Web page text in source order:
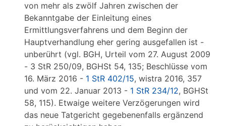
von mehr als zwölf Jahren zwischen der
Bekanntgabe der Einleitung eines
Ermittlungsverfahrens und dem Beginn der
Hauptverhandlung eher gering ausgefallen ist -
unberührt (vgl. BGH, Urteil vom 27. August 2009
- 3 StR 250/09, BGHSt 54, 135; Beschlüsse vom
16. März 2016 - 1 StR 402/15, wistra 2016, 357
und vom 22. Januar 2013 - 1 StR 234/12, BGHSt
58, 115). Etwaige weitere Verzögerungen wird
das neue Tatgericht gegebenenfalls ergänzend